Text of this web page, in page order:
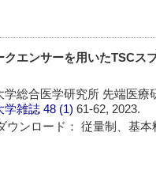
クエンサーを用いたTSCス
学総合医学研究所 先端医療
学雑誌 48 (1)61-62, 2023.
ウンロード： 従量制、基本